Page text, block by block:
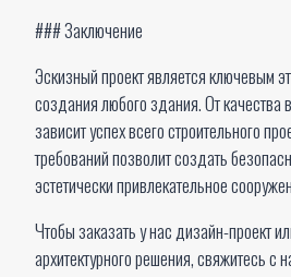
### Заключение
Эскизный проект является ключевым
создания любого здания. От качества
зависит успех всего строительного
требований позволит создать
эстетически привлекательное
Чтобы заказать у нас дизайн-проект
архитектурного решения, свяжитесь